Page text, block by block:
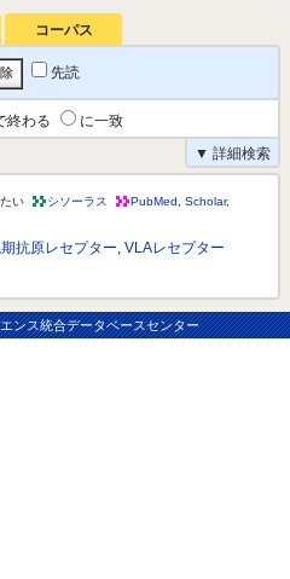
コーパス
先読
終わる
に一致
▼ 詳細検索
い シソーラス PubMed Scholar,
抗原レセプター, VLAレセプター
ンス統合データベースセンター